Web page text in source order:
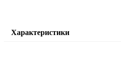
Характеристики